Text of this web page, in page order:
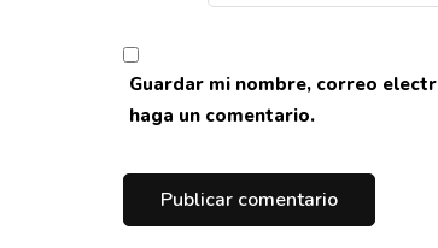
Guardar mi nombre, correo
haga un comentario.